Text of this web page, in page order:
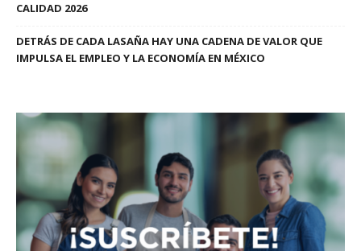
CALIDAD 2026
DETRÁS DE CADA LASAÑA HAY UNA CADENA DE VALOR QUE
IMPULSA EL EMPLEO Y LA ECONOMÍA EN MÉXICO